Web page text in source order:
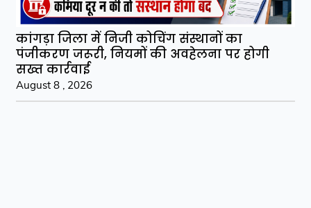
कांगड़ा जिला में निजी कोचिंग संस्थानों का
पंजीकरण जरूरी, नियमों की अवहेलना पर होगी
सख्त कार्रवाई
August 8 , 2026